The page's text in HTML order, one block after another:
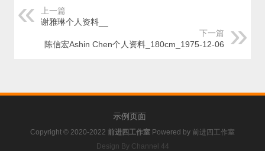
上一篇
谢雅琳个人资料__
下一篇
陈信宏Ashin Chen个人资料_180cm_1975-12-06
示例页面
Copyright © 2020-2022 前进四工作室 Powered by 前进四工作室
Design By Channel 44